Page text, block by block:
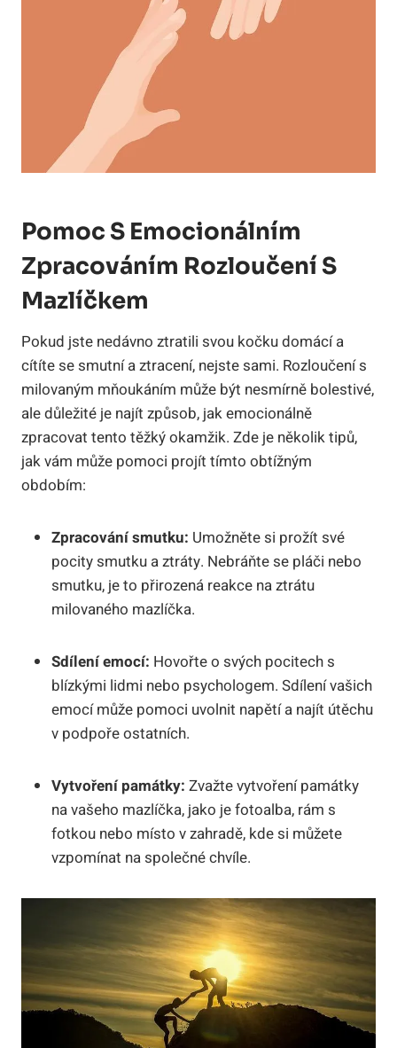
Pomoc S Emocionálním
Zpracováním Rozloučení S
Mazlíčkem
Pokud jste nedávno ztratili svou kočku domácí a
cítíte se smutní a ztracení, nejste sami. Rozloučení s
milovaným mňoukáním může být nesmírně bolestivé,
ale důležité je najít způsob, jak emocionálně
zpracovat tento těžký okamžik. Zde je několik tipů,
jak vám může pomoci projít tímto obtížným
obdobím:
Zpracování smutku: Umožněte si prožít své
pocity smutku a ztráty. Nebráňte se pláči nebo
smutku, je to přirozená reakce na ztrátu
milovaného mazlíčka.
Sdílení emocí: Hovořte o svých pocitech s
blízkými lidmi nebo psychologem. Sdílení vašich
emocí může pomoci uvolnit napětí a najít útěchu
v podpoře ostatních.
Vytvoření památky: Zvažte vytvoření památky
na vašeho mazlíčka, jako je fotoalba, rám s
fotkou nebo místo v zahradě, kde si můžete
vzpomínat na společné chvíle.